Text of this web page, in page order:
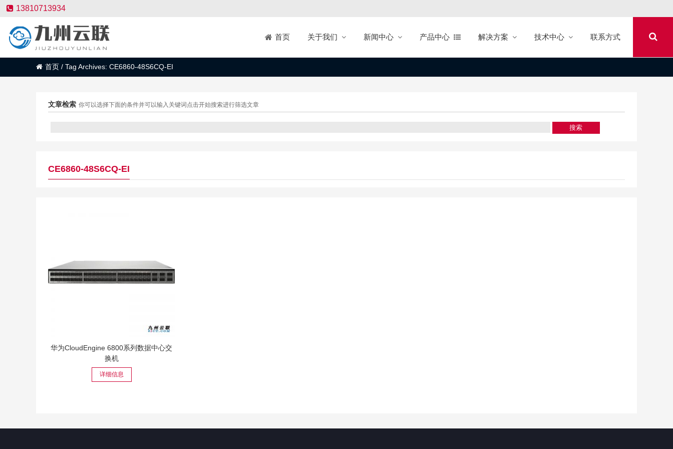
13810713934
首页 关于我们 新闻中心 产品中心 解决方案 技术中心 联系方式
首页 / Tag Archives: CE6860-48S6CQ-EI
文章检索 你可以选择下面的条件并可以输入关键词点击开始搜索进行筛选文章
CE6860-48S6CQ-EI
华为CloudEngine 6800系列数据中心交
换机
详细信息